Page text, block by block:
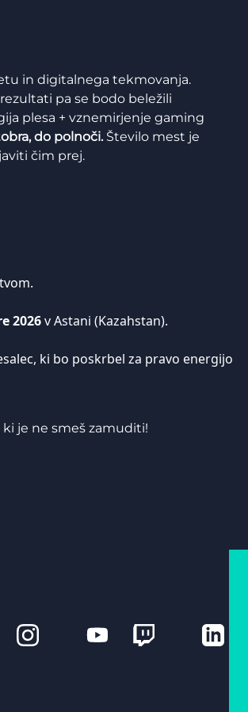
in digitalnega tekmovanja.
pa se bodo beležili
plesa + vznemirjenje gaming
do polnoči. Število mest je
čim prej.
2026v Astani (Kazahstan).
ki bo poskrbel za pravo energijo
ki je ne smeš zamuditi!